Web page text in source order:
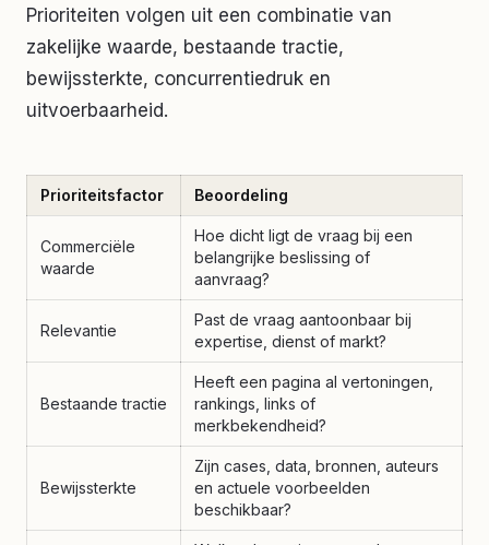
Prioriteiten volgen uit een combinatie van
zakelijke waarde, bestaande tractie,
bewijssterkte, concurrentiedruk en
uitvoerbaarheid.
Prioriteitsfactor Beoordeling
Commerciële
waarde
Hoe dicht ligt de vraag bij een
belangrijke beslissing of
aanvraag?
Relevantie
Past de vraag aantoonbaar bij
expertise, dienst of markt?
Bestaande tractie
Heeft een pagina al vertoningen,
rankings, links of
merkbekendheid?
Bewijssterkte
Zijn cases, data, bronnen, auteurs
en actuele voorbeelden
beschikbaar?